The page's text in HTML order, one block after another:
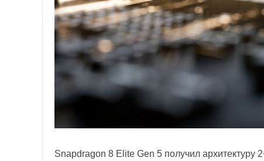
Snapdragon 8 Elite Gen 5 получил архитектуру